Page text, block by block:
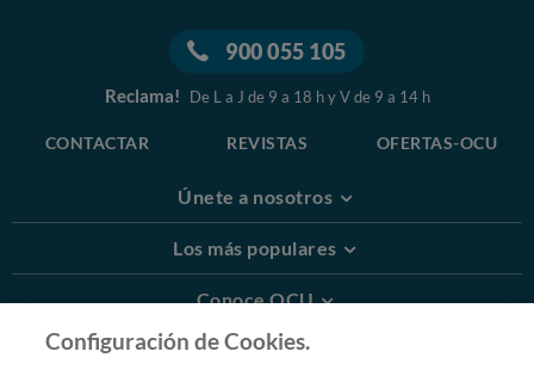
900 055 105
Reclama! De L a J de 9 a 18 h y V de 9 a 14 h
CONTACTAR REVISTAS OFERTAS-OCU
Únete a nosotros
Los más populares
Conoce OCU
Más Información
Configuración de Cookies.